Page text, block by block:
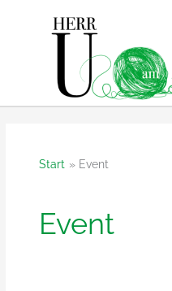
Start Event
Event